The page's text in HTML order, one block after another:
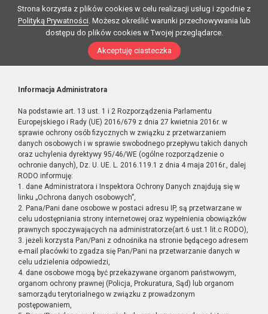
Strona korzysta z plików cookies w celu realizacji usług i zgodnie z
Polityką Prywatności. Możesz określić warunki przechowywania lub
dostępu do plików cookies w Twojej przeglądarce.
Akceptuję ciasteczka
Informacja Administratora
Na podstawie art. 13 ust. 1 i 2 Rozporządzenia Parlamentu
Europejskiego i Rady (UE) 2016/679 z dnia 27 kwietnia 2016r. w
sprawie ochrony osób fizycznych w związku z przetwarzaniem
danych osobowych i w sprawie swobodnego przepływu takich danych
oraz uchylenia dyrektywy 95/46/WE (ogólne rozporządzenie o
ochronie danych), Dz. U. UE. L. 2016.119.1 z dnia 4 maja 2016r., dalej
RODO informuję:
1. dane Administratora i Inspektora Ochrony Danych znajdują się w
linku „Ochrona danych osobowych”,
2. Pana/Pani dane osobowe w postaci adresu IP, są przetwarzane w
celu udostępniania strony internetowej oraz wypełnienia obowiązków
prawnych spoczywających na administratorze(art.6 ust.1 lit.c RODO),
3. jeżeli korzysta Pan/Pani z odnośnika na stronie będącego adresem
e-mail placówki to zgadza się Pan/Pani na przetwarzanie danych w
celu udzielenia odpowiedzi,
4. dane osobowe mogą być przekazywane organom państwowym,
organom ochrony prawnej (Policja, Prokuratura, Sąd) lub organom
samorządu terytorialnego w związku z prowadzonym
postępowaniem,